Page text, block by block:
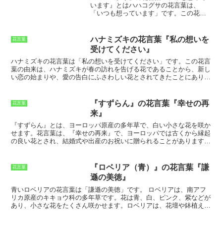
初恋はたいていはかないものです。それは、時間が経つにつれて、そ
の淡い思い出となってしまいます。初恋草の花言葉「淡い初恋」は、
出は、決して忘れることができません。
います』とはハハコグサの花言葉は、
「いつも想っています」です。この花言
サは、春の野原に咲く可憐な花で、白い
花びらが清楚な印象を与えます。また、
ハハコグサは、別名「コハコグサ」とも
呼ばれ、古くから日本の野山に自生して
います。この花は、俳句や短歌にも詠ま
れ、日本人に親しまれてきた花です。ハ
という母性愛を表しています。この花言
葉は、母親への感謝や愛を伝えるのにぴ
ったりな花言葉です。
花言葉
ハナミズキの花言葉『私の想いを
受けてください』
ハナミズキの花言葉は「私の想いを受けてください」です。この花言
葉の由来は、ハナミズキが春の訪れを告げる花であることから、新し
い恋の始まりや、愛の告白にふさわしい花とされてきたことにありま
淡いピンク色を帯びています。ハナミズキは、その美しい花姿から、
庭木や公園樹として人気のある花木です。ハナミズキの花言葉は、
「私の想いを受けてください」以外にも、「純潔」「清純」「無垢」
などがあります。ハナミズキの花は、その美しさから、花束やフラワ
ーアレンジメントなどに使用されることもあります。
花言葉
『すずらん』の花言葉『幸せの再
来』
『すずらん』とは、ヨーロッパ原産の多年草で、白い小さな花を咲か
せます。花言葉は、『幸せの再来』で、ヨーロッパでは古くから縁起
の良い花とされ、結婚式や出産のお祝いに贈られることがあります。
花は、鐘の形をしており、純白で清楚な印象があります。花言葉の
『幸せの再来』は、スズランの花が幸せを運んでくるという言い伝え
に由来しています。スズランは、春先に咲く花なので、冬の間の寒さ
から逃れて、春が来たことを告げる花として親しまれています。スズ
ランは、日本でも人気のある花で、切り花や鉢植えとして出回ってい
ます。スズランの育て方は比較的簡単で、日当たりの良い場所と水は
花言葉
『ロベリア（青）』の花言葉『謙
遜の美徳』
青いロベリアの花言葉は「謙遜の美徳」です。
ロベリアは、南アフ
リカ原産のキキョウ科の多年草です。花は青、白、ピンク、紫などが
あり、小さな花をたくさん咲かせます。ロベリアは、花壇や鉢植え、